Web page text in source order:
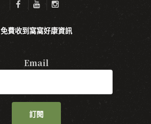
免費收到窩窩好康資訊
Email
訂閱